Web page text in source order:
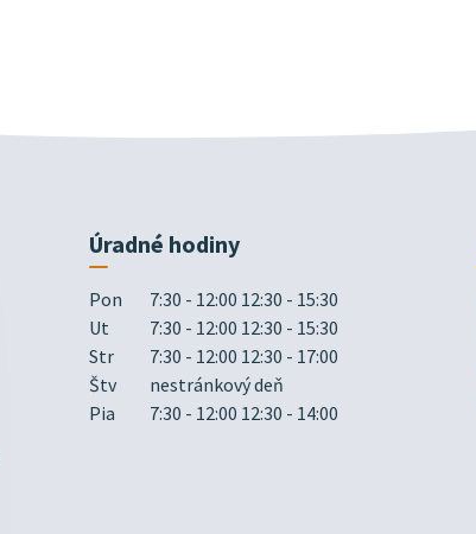
Úradné hodiny
Pon
7:30 - 12:00 12:30 - 15:30
Ut
7:30 - 12:00 12:30 - 15:30
Str
7:30 - 12:00 12:30 - 17:00
Štv
nestránkový deň
Pia
7:30 - 12:00 12:30 - 14:00